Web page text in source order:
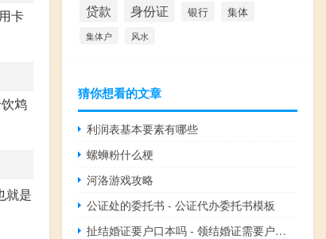
卡
鸩
就是
贷款 身份证 银行 集体
集体户 风水
猜你想看的文章
利润表基本要素有哪些
螺蛳粉什么梗
河洛游戏攻略
公证处的委托书 - 公证代办委托书模板
扯结婚证要户口本吗 - 领结婚证需要户口簿